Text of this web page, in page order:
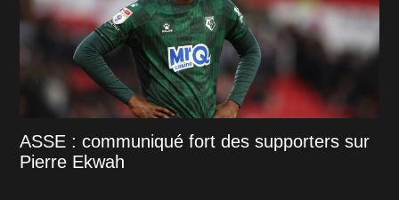
ASSE : communiqué fort des supporters sur
Pierre Ekwah